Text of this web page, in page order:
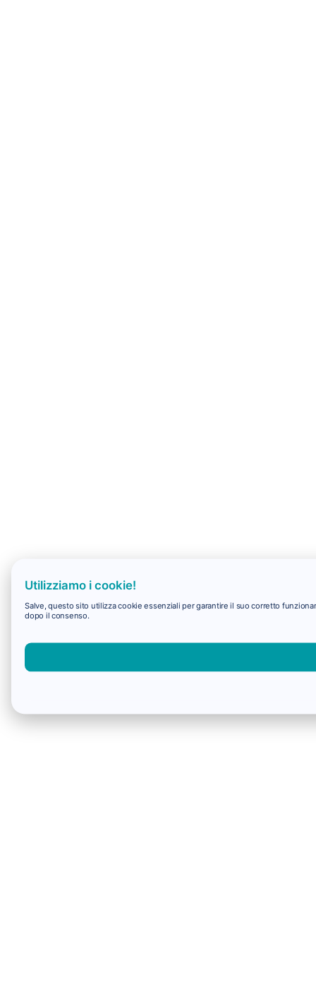
Utilizziamo i cookie!
Salve, questo sito utilizza cookie essenziali per garantire il suo corretto
dopo il consenso.